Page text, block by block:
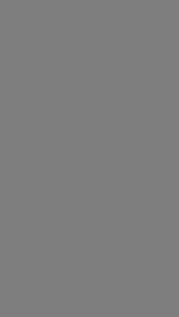
breve tempo il